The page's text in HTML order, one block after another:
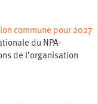
commune pour 2027
du NPA-
de l’organisation